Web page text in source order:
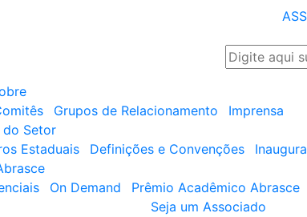
Grupos de Relacionamento
Imprensa
do Setor
Estaduais Definições e Convenções
On Demand Prêmio Acadêmico Abrasce
Seja um Associado